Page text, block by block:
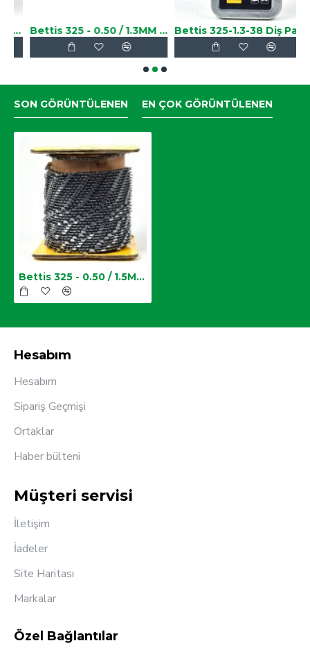
Bettis 325 - 0.50 / 1.3MM Top Zincir Bettis 325-1.3-38 Diş Paket Zincir
SON GÖRÜNTÜLENEN EN ÇOK GÖRÜNTÜLENEN
Bettis 325 - 0.50 / 1.5MM Top Zincir
Hesabım
Hesabım
Sipariş Geçmişi
Ortaklar
Haber bülteni
Müşteri servisi
İletişim
İadeler
Site Haritası
Markalar
Özel Bağlantılar